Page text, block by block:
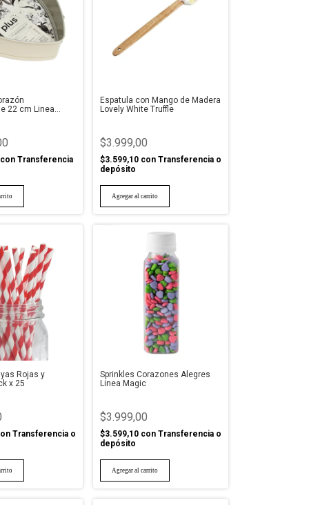
22 cm Linea
con Transferencia
Espatula con Mango de Madera
Lovely White Truffle
$3.999,00
$3.599,10 con Transferencia o
depósito
Rojas y
x 25
Transferencia o
Sprinkles Corazones Alegres
Linea Magic
$3.999,00
$3.599,10 con Transferencia o
depósito